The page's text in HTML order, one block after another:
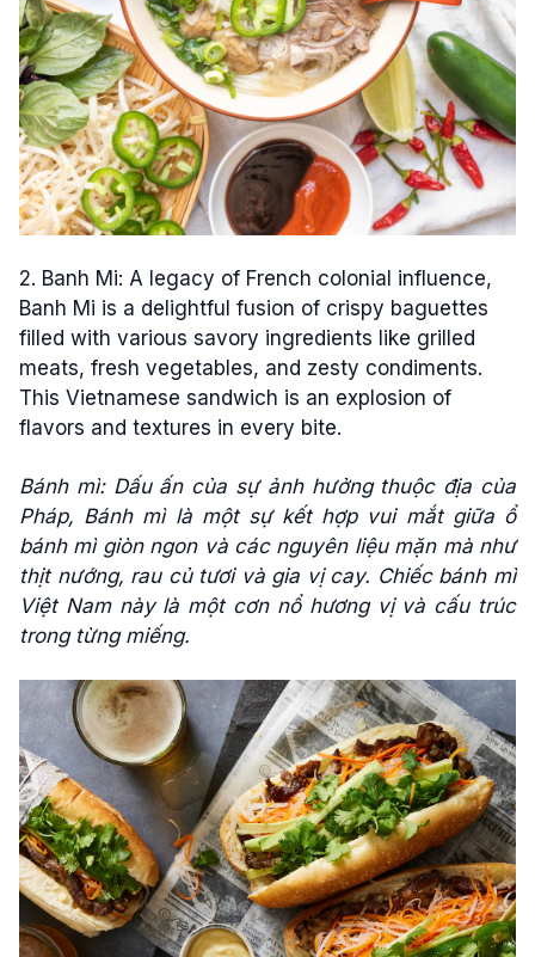
2. Banh Mi: A legacy of French colonial influence,
Banh Mi is a delightful fusion of crispy baguettes
filled with various savory ingredients like grilled
meats, fresh vegetables, and zesty condiments.
This Vietnamese sandwich is an explosion of
flavors and textures in every bite.
Bánh mì: Dấu ấn của sự ảnh hưởng thuộc địa của
Pháp, Bánh mì là một sự kết hợp vui mắt giữa ổ
bánh mì giòn ngon và các nguyên liệu mặn mà như
thịt nướng, rau củ tươi và gia vị cay. Chiếc bánh mì
Việt Nam này là một cơn nổ hương vị và cấu trúc
trong từng miếng.